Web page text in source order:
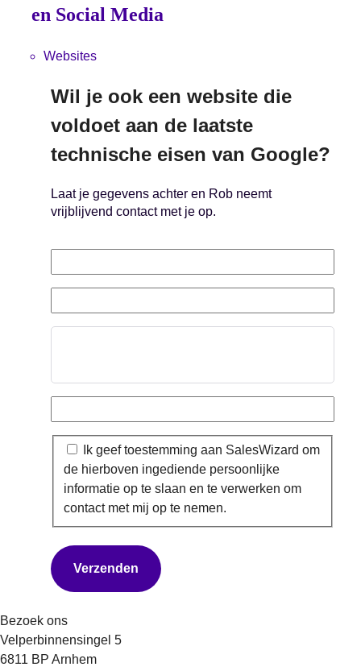
en Social Media
Websites
Wil je ook een website die
voldoet aan de laatste
technische eisen van Google?
Laat je gegevens achter en Rob neemt
vrijblijvend contact met je op.
Instemming
Ik geef toestemming aan SalesWizard om
de hierboven ingediende persoonlijke
informatie op te slaan en te verwerken om
contact met mij op te nemen.
Bezoek ons
Velperbinnensingel 5
6811 BP Arnhem